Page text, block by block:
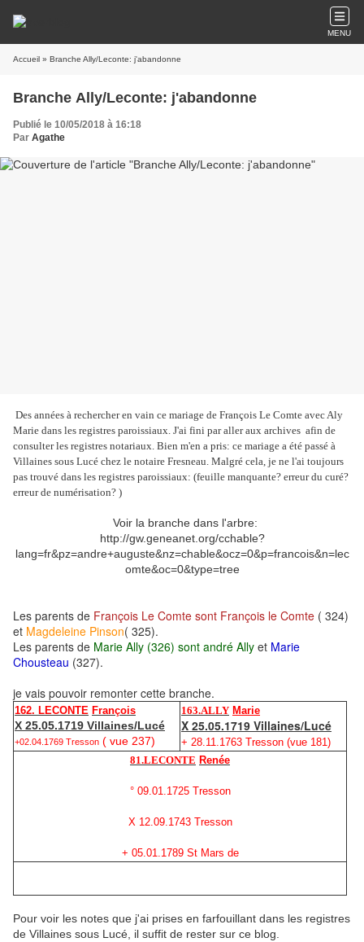
MENU
Accueil » Branche Ally/Leconte: j'abandonne
Branche Ally/Leconte: j'abandonne
Publié le 10/05/2018 à 16:18
Par Agathe
Des années à rechercher en vain ce mariage de François Le Comte avec Aly
Marie dans les registres paroissiaux. J'ai fini par aller aux archives afin de
consulter les registres notariaux. Bien m'en a pris: ce mariage a été passé à
Villaines sous Lucé chez le notaire Fresneau. Malgré cela, je ne l'ai toujours
pas trouvé dans les registres paroissiaux: (feuille manquante? erreur du curé?
erreur de numérisation? )
Voir la branche dans l'arbre:
http://gw.geneanet.org/cchable?
lang=fr&pz=andre+auguste&nz=chable&ocz=0&p=francois&n=lec
omte&oc=0&type=tree
Les parents de François Le Comte sont François le Comte ( 324)
et Magdeleine Pinson( 325).
Les parents de Marie Ally (326) sont andré Ally et Marie
Chousteau (327).
je vais pouvoir remonter cette branche.
162. LECONTE François
X 25.05.1719 Villaines/Lucé
+02.04.1769 Tresson ( vue 237)
163.ALLY Marie
X 25.05.1719 Villaines/Lucé
+ 28.11.1763 Tresson (vue 181)
81.LECONTE Renée
° 09.01.1725 Tresson
X 12.09.1743 Tresson
+ 05.01.1789 St Mars de
Pour voir les notes que j'ai prises en farfouillant dans les registres
de Villaines sous Lucé, il suffit de rester sur ce blog.